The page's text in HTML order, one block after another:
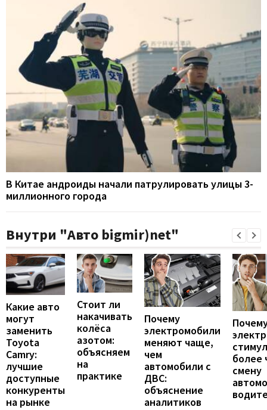
В Китае андроиды начали патрулировать улицы 3-
миллионного города
Внутри "Авто bigmir)net"
Какие авто
могут
заменить
Toyota
Camry:
лучшие
доступные
конкуренты
на рынке
Стоит ли
накачивать
колёса
азотом:
объясняем
на
практике
Почему
электромобили
меняют чаще,
чем
автомобили с
ДВС:
объяснение
аналитиков
более
смену